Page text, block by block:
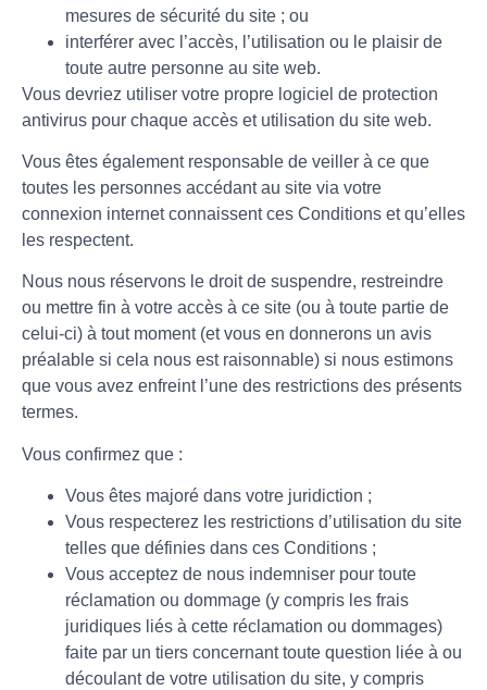
mesures de sécurité du site ; ou
interférer avec l’accès, l’utilisation ou le plaisir de
toute autre personne au site web.
Vous devriez utiliser votre propre logiciel de protection
antivirus pour chaque accès et utilisation du site web.
Vous êtes également responsable de veiller à ce que
toutes les personnes accédant au site via votre
connexion internet connaissent ces Conditions et qu’elles
les respectent.
Nous nous réservons le droit de suspendre, restreindre
ou mettre fin à votre accès à ce site (ou à toute partie de
celui-ci) à tout moment (et vous en donnerons un avis
préalable si cela nous est raisonnable) si nous estimons
que vous avez enfreint l’une des restrictions des présents
termes.
Vous confirmez que :
Vous êtes majoré dans votre juridiction ;
Vous respecterez les restrictions d’utilisation du site
telles que définies dans ces Conditions ;
Vous acceptez de nous indemniser pour toute
réclamation ou dommage (y compris les frais
juridiques liés à cette réclamation ou dommages)
faite par un tiers concernant toute question liée à ou
découlant de votre utilisation du site, y compris